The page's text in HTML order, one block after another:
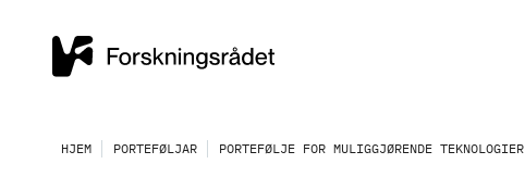
HJEM PORTEFØLJAR PORTEFØLJE FOR MULIGGJØRENDE TEKNOLOGIER